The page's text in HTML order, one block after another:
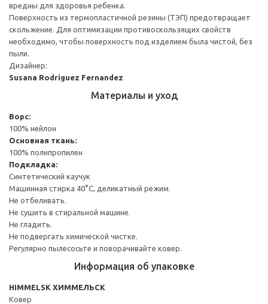
вредны для здоровья ребенка.
Поверхность из термопластичной резины (ТЭП) предотвращает
скольжение. Для оптимизации противоскользящих свойств
необходимо, чтобы поверхность под изделием была чистой, без
пыли.
Дизайнер:
Susana Rodriguez Fernandez
Материалы и уход
Ворс:
100% нейлон
Основная ткань:
100% полипропилен
Подкладка:
Синтетический каучук
Машинная стирка 40°С, деликатный режим.
Не отбеливать.
Не сушить в стиральной машине.
Не гладить.
Не подвергать химической чистке.
Регулярно пылесосьте и поворачивайте ковер.
Информация об упаковке
HIMMELSK ХИММЕЛЬСК
Ковер